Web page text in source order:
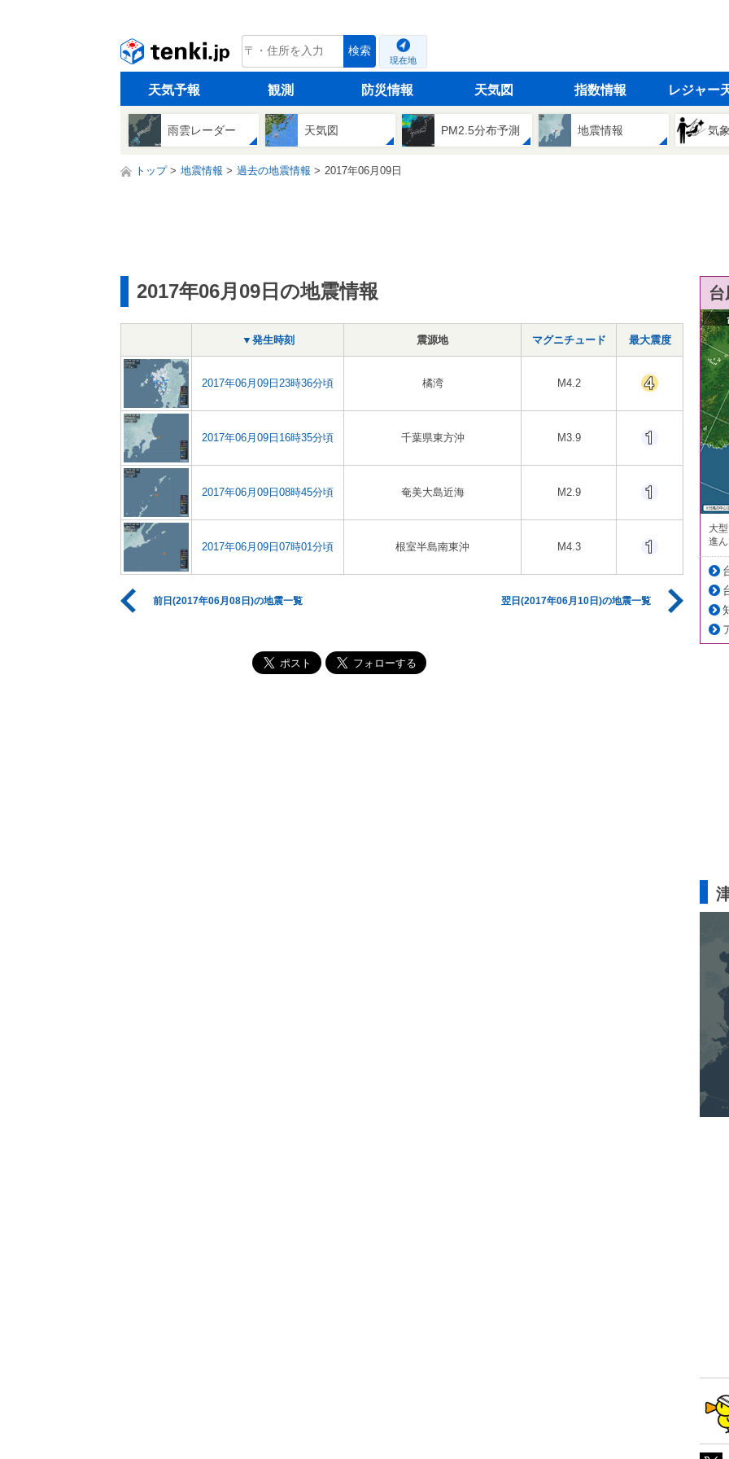
tenki.jp 検索
現在地
天気予報 観測 防災情報 天気図 指数情報 レジャー
雨雲レーダー 天気図 PM2.5分布予測 地震情報 気
トップ 地震情報 過去の地震情報 2017年06月09日
2017年06月09日の地震情報
▼発生時刻 震源地 マグニチュード 最大震度
2017年06月09日23時36分頃 橘湾 M4.2
2017年06月09日16時35分頃 千葉県東方沖 M3.9
2017年06月09日08時45分頃 奄美大島近海 M2.9
2017年06月09日07時01分頃 根室半島南東沖 M4.3
前日(2017年06月08日)の地震一覧 翌日(2017年06月10日)の地震一覧
大
進